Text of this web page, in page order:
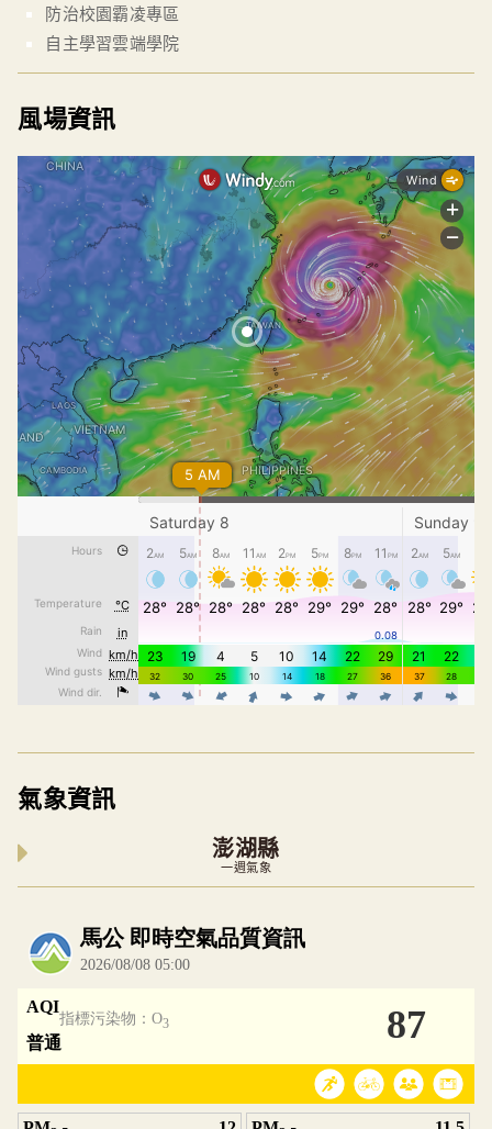
防治校園霸凌專區
自主學習雲端學院
風場資訊
氣象資訊
澎湖縣
一週氣象
內嵌空氣品質小工具為視覺預覽，完整即時空